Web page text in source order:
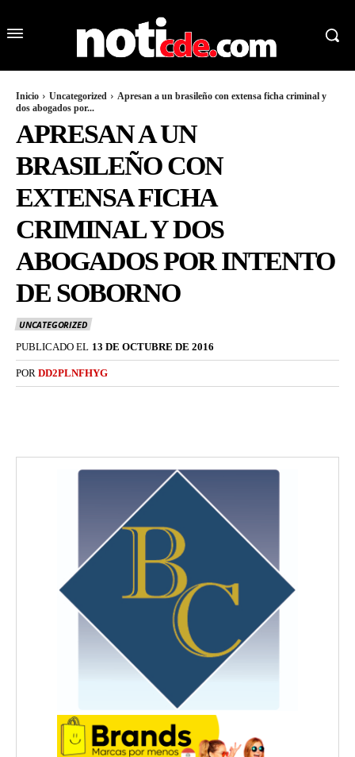
Inicio Uncategorized
Apresan a un brasileño con extensa ficha criminal y
dos abogados por...
APRESAN A UN
BRASILEÑO CON
EXTENSA FICHA
CRIMINAL Y DOS
ABOGADOS POR INTENTO
DE SOBORNO
UNCATEGORIZED
PUBLICADO EL 13 DE OCTUBRE DE 2016
POR DD2PLNFHYG